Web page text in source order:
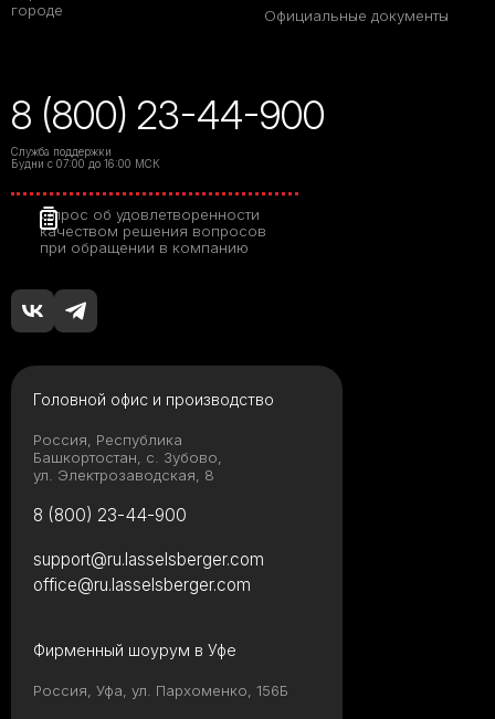
городе
Официальные документы
8 (800) 23-44-900
Служба поддержки
Будни с 07:00 до 16:00 МСК
Опрос об удовлетворенности
качеством решения вопросов
при обращении в компанию
Головной офис и производство
Россия, Республика
Башкортостан, с. Зубово,
ул. Электрозаводская, 8
8 (800) 23-44-900
Фирменный шоурум в Уфе
Россия, Уфа, ул. Пархоменко, 156Б
support@ru.lasselsberger.com
office@ru.lasselsberger.com